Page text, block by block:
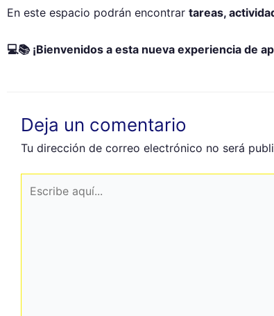
En este espacio podrán encontrar tareas,
💻📚 ¡Bienvenidos a esta nueva experiencia de
Deja un comentario
Tu dirección de correo electrónico no será